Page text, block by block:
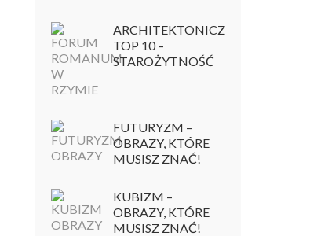
ARCHITEKTONICZNY
TOP 10 –
STAROŻYTNOŚĆ
FUTURYZM –
OBRAZY, KTÓRE
MUSISZ ZNAĆ!
KUBIZM –
OBRAZY, KTÓRE
MUSISZ ZNAĆ!